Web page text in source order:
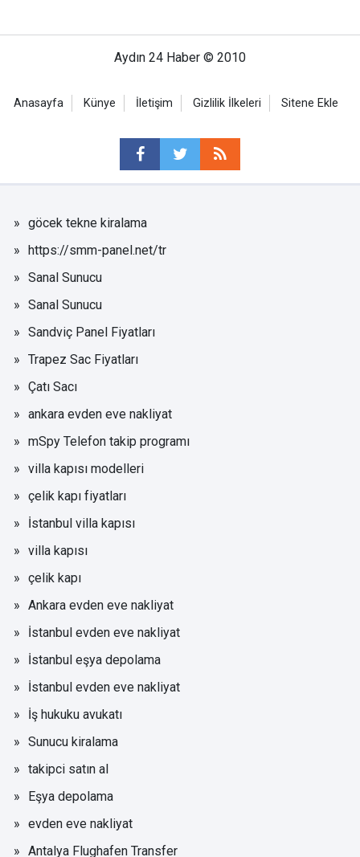
Aydın 24 Haber © 2010
Anasayfa Künye İletişim Gizlilik İlkeleri Sitene Ekle
göcek tekne kiralama
https://smm-panel.net/tr
Sanal Sunucu
Sanal Sunucu
Sandviç Panel Fiyatları
Trapez Sac Fiyatları
Çatı Sacı
ankara evden eve nakliyat
mSpy Telefon takip programı
villa kapısı modelleri
çelik kapı fiyatları
İstanbul villa kapısı
villa kapısı
çelik kapı
Ankara evden eve nakliyat
İstanbul evden eve nakliyat
İstanbul eşya depolama
İstanbul evden eve nakliyat
İş hukuku avukatı
Sunucu kiralama
takipci satın al
Eşya depolama
evden eve nakliyat
Antalya Flughafen Transfer